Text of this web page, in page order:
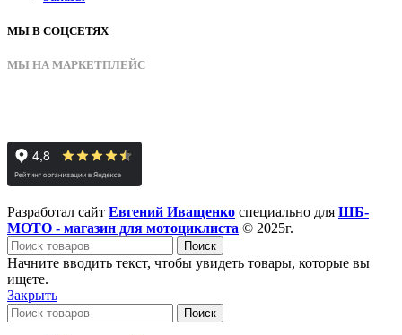
МЫ В СОЦСЕТЯХ
МЫ НА МАРКЕТПЛЕЙС
Разработал сайт Евгений Иващенко специально для ШБ-
МОТО - магазин для мотоциклиста © 2025г.
Поиск
Начните вводить текст, чтобы увидеть товары, которые вы
ищете.
Закрыть
Поиск